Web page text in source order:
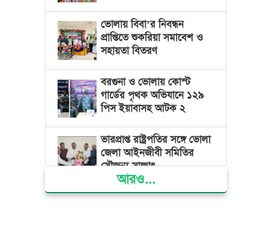
ভোলায় বিবা’র নিবন্ধন
প্রাপ্তিতে শুকরিয়া সমাবেশ ও
সহায়তা বিতরণ
বরগুনা ও ভোলায় কোস্ট
গার্ডের পৃথক অভিযানে ১২৯
পিস ইয়াবাসহ আটক ২
ভারপ্রাপ্ত রাষ্ট্রপতির সঙ্গে ভোলা
জেলা আইনজীবী সমিতির
সৌজন্য সাক্ষাৎ
দৌলতখানে জমি বিরোধে
আরও...